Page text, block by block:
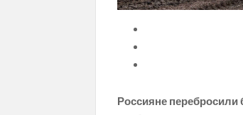
Россияне перебросили